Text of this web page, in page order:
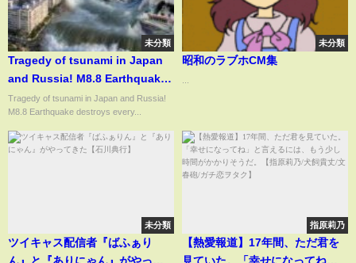
未分類
Tragedy of tsunami in Japan
and Russia! M8.8 Earthquake
destroys everything, Hawaii
on alert
Tragedy of tsunami in Japan and Russia!
M8.8 Earthquake destroys every...
未分類
昭和のラブホCM集
未分類
ツイキャス配信者『ばふぁり
ん』と『ありにゃん』がやって
指原莉乃
【熱愛報道】17年間、ただ君を
見ていた。「幸せになってね」